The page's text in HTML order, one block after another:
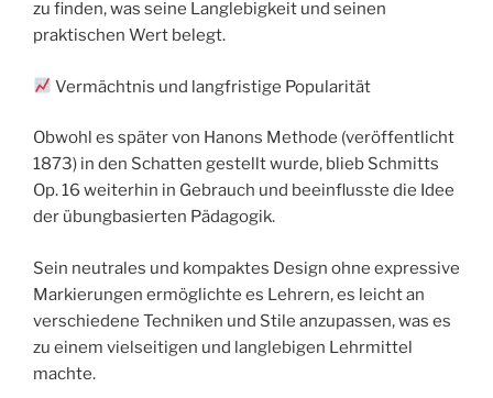
zu finden, was seine Langlebigkeit und seinen
praktischen Wert belegt.
Vermächtnis und langfristige Popularität
Obwohl es später von Hanons Methode (veröffentlicht
1873) in den Schatten gestellt wurde, blieb Schmitts
Op. 16 weiterhin in Gebrauch und beeinflusste die Idee
der übungbasierten Pädagogik.
Sein neutrales und kompaktes Design ohne expressive
Markierungen ermöglichte es Lehrern, es leicht an
verschiedene Techniken und Stile anzupassen, was es
zu einem vielseitigen und langlebigen Lehrmittel
machte.